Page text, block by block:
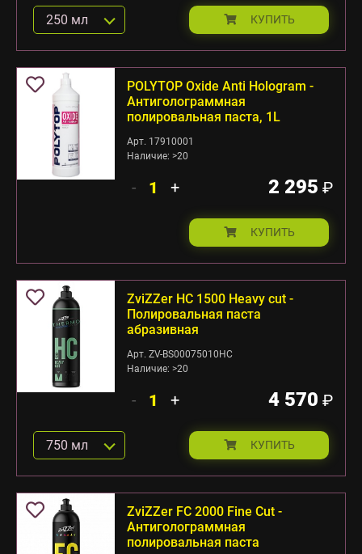
250 мл КУПИТЬ
POLYTOP Oxide Anti Hologram -
Антиголограммная
полировальная паста, 1L
Арт. 17910001
Наличие: >20
- + 2 295 ₽
КУПИТЬ
ZviZZer HC 1500 Heavy cut -
Полировальная паста
абразивная
Арт. ZV-BS00075010HC
Наличие: >20
- + 4 570 ₽
750 мл КУПИТЬ
ZviZZer FC 2000 Fine Cut -
Антиголограммная
полировальная паста